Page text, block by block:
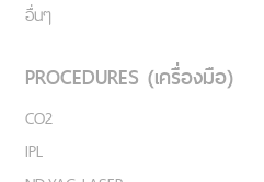
อื่นๆ
PROCEDURES (เครื่องมือ)
CO2
IPL